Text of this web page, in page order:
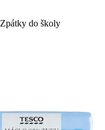
Zpátky do školy